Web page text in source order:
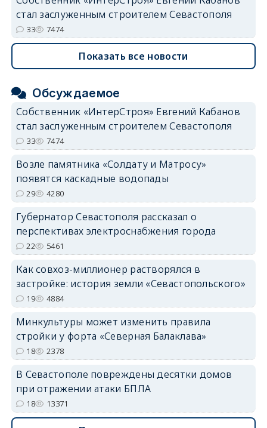
стал заслуженным строителем Севастополя
33 7474
Показать все новости
Обсуждаемое
Собственник «ИнтерСтроя» Евгений Кабанов
стал заслуженным строителем Севастополя
33 7474
Возле памятника «Солдату и Матросу»
появятся каскадные водопады
29 4280
Губернатор Севастополя рассказал о
перспективах электроснабжения города
22 5461
Как совхоз-миллионер растворялся в
застройке: история земли «Севастопольского»
19 4884
Минкультуры может изменить правила
стройки у форта «Северная Балаклава»
18 2378
В Севастополе повреждены десятки домов
при отражении атаки БПЛА
18 13371